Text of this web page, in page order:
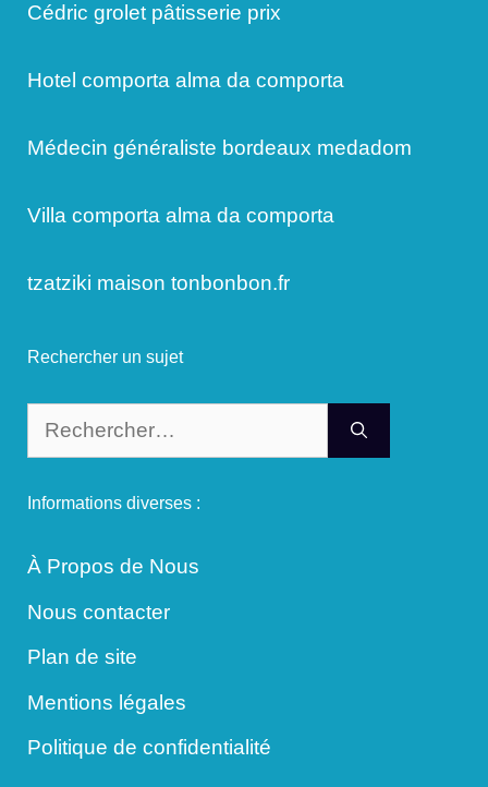
Cédric grolet pâtisserie prix
Hotel comporta alma da comporta
Médecin généraliste bordeaux medadom
Villa comporta alma da comporta
tzatziki maison tonbonbon.fr
Rechercher un sujet
Rechercher :
Informations diverses :
À Propos de Nous
Nous contacter
Plan de site
Mentions légales
Politique de confidentialité